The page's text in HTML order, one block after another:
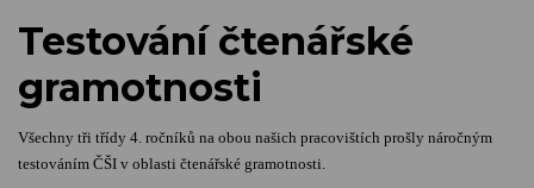
Testování čtenářské
gramotnosti
Všechny tři třídy 4. ročníků na obou našich pracovištích prošly náročným
testováním ČŠI v oblasti čtenářské gramotnosti.